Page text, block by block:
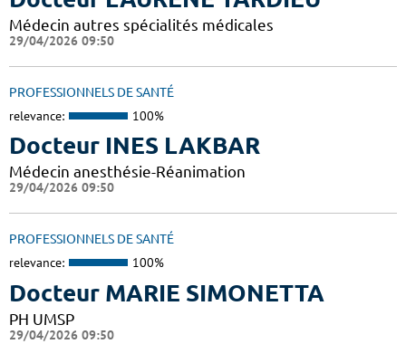
Médecin autres spécialités médicales
29/04/2026 09:50
PROFESSIONNELS DE SANTÉ
relevance: 100%
Docteur INES LAKBAR
Médecin anesthésie-Réanimation
29/04/2026 09:50
PROFESSIONNELS DE SANTÉ
relevance: 100%
Docteur MARIE SIMONETTA
PH UMSP
29/04/2026 09:50